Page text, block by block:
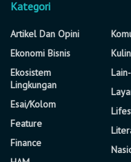
Kategori
Artikel Dan Opini
Ekonomi Bisnis
Ekosistem
Lingkungan
Esai/Kolom
Feature
Finance